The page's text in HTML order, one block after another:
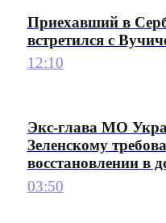
Приехавший в
встретился с
12:10
Экс-глава МО
Зеленскому
восстановлении в
03:50